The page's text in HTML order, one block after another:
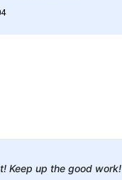
Keep up the good work!